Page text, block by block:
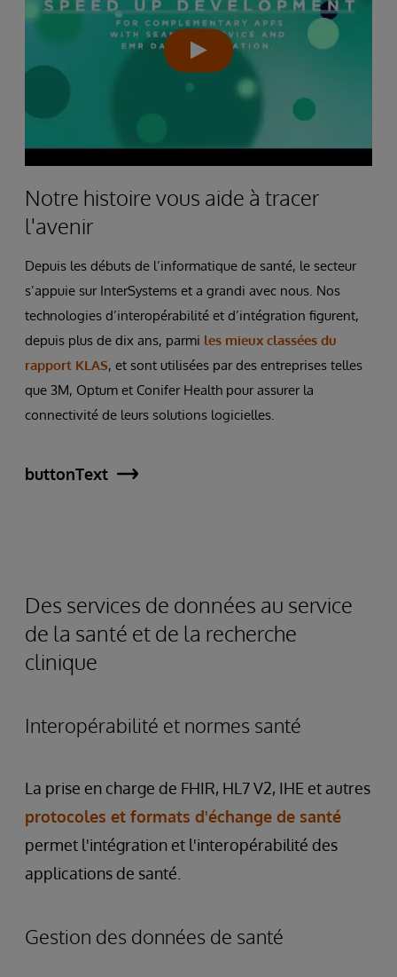
Notre histoire vous aide à tracer
l'avenir
Depuis les débuts de l’informatique de santé, le secteur
s’appuie sur InterSystems et a grandi avec nous. Nos
technologies d’interopérabilité et d’intégration figurent,
depuis plus de dix ans, parmi les mieux classées du
rapport KLAS, et sont utilisées par des entreprises telles
que 3M, Optum et Conifer Health pour assurer la
connectivité de leurs solutions logicielles.
buttonText
Des services de données au service
de la santé et de la recherche
clinique
Interopérabilité et normes santé
La prise en charge de FHIR, HL7 V2, IHE et autres
protocoles et formats d'échange de santé
permet l'intégration et l'interopérabilité des
applications de santé.
Gestion des données de santé